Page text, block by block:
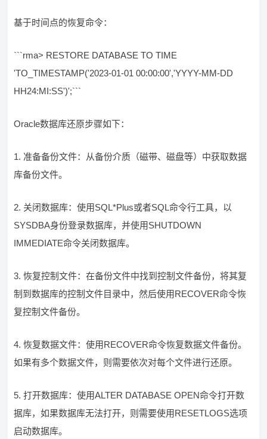
基于时间点的恢复命令：
```rma> RESTORE DATABASE TO TIME
'TO_TIMESTAMP('2023-01-01 00:00:00','YYYY-MM-DD
HH24:MI:SS')';```
Oracle数据库还原步骤如下：
1. 准备备份文件：从备份介质（磁带、磁盘等）中获取数据
库备份文件。
2. 关闭数据库：使用SQL*Plus或者SQL命令行工具，以
SYSDBA身份登录数据库，并使用SHUTDOWN
IMMEDIATE命令关闭数据库。
3. 恢复控制文件：在备份文件中找到控制文件备份，将其复
制到数据库的控制文件目录中，然后使用RECOVER命令恢
复控制文件备份。
4. 恢复数据文件：使用RECOVER命令恢复数据文件备份。
如果有多个数据文件，则需要依次对每个文件进行还原。
5. 打开数据库：使用ALTER DATABASE OPEN命令打开数
据库，如果数据库无法打开，则需要使用RESETLOGS选项
启动数据库。